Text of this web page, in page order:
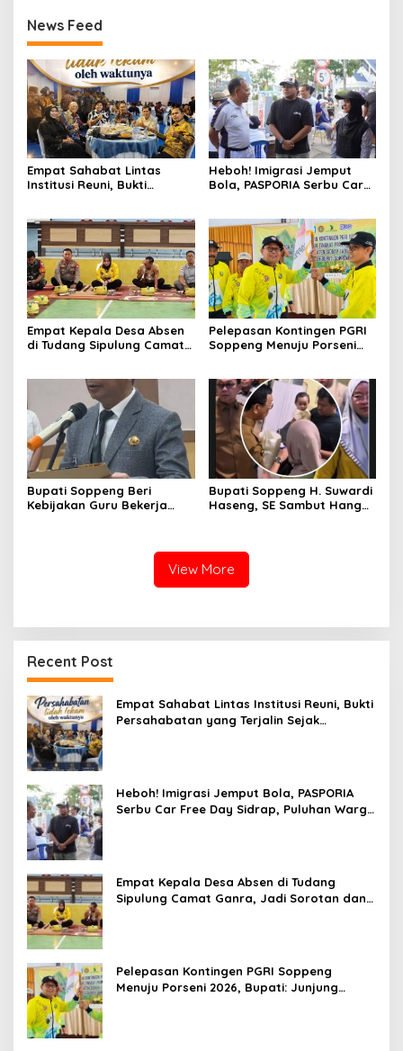
News Feed
Empat Sahabat Lintas
Institusi Reuni, Bukti
Heboh! Imigrasi Jemput
Bola, PASPORIA Serbu Car
Layanan Paspor Akhir
Pekan
Empat Kepala Desa Absen
di Tudang Sipulung Camat
Pelepasan Kontingen PGRI
Soppeng Menuju Porseni
Nama Bumi Latemmamala
Bupati Soppeng Beri
Kebijakan Guru Bekerja
Bupati Soppeng H. Suwardi
Haseng, SE Sambut Hangat
View More
Recent Post
Empat Sahabat Lintas Institusi Reuni, Bukti
Persahabatan yang Terjalin Sejak
Heboh! Imigrasi Jemput Bola, PASPORIA
Serbu Car Free Day Sidrap, Puluhan Warga
Empat Kepala Desa Absen di Tudang
Sipulung Camat Ganra, Jadi Sorotan dan
Pelepasan Kontingen PGRI Soppeng
Menuju Porseni 2026, Bupati: Junjung